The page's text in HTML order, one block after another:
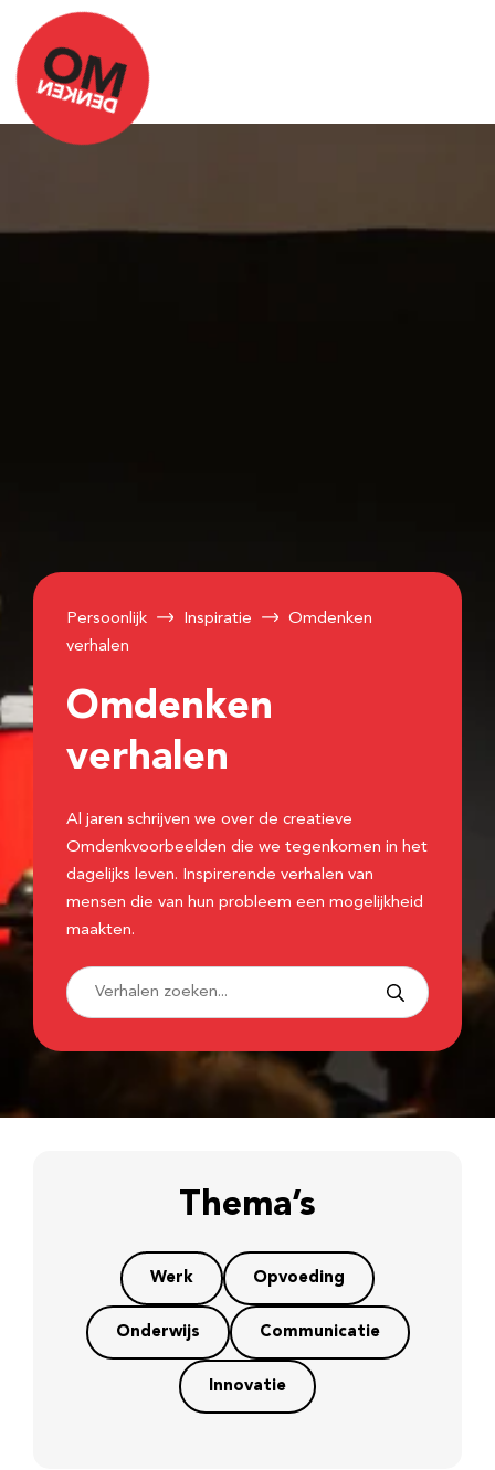
Persoonlijk Inspiratie
Omdenken
verhalen
Omdenken
verhalen
Al jaren schrijven we over de creatieve
Omdenkvoorbeelden die we tegenkomen in het
dagelijks leven. Inspirerende verhalen van
mensen die van hun probleem een mogelijkheid
maakten.
Thema’s
Werk Opvoeding
Onderwijs Communicatie
Innovatie